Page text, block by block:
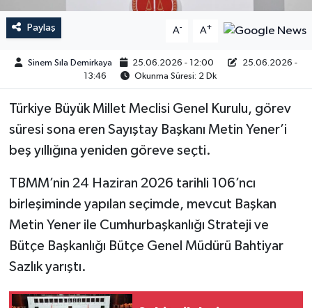
Paylaş A- A+
Sinem Sıla Demirkaya 25.06.2026 - 12:00
25.06.2026 -
13:46
Okunma Süresi: 2 Dk
Türkiye Büyük Millet Meclisi Genel Kurulu, görev
süresi sona eren Sayıştay Başkanı Metin Yener’i
beş yıllığına yeniden göreve seçti.
TBMM’nin 24 Haziran 2026 tarihli 106’ncı
birleşiminde yapılan seçimde, mevcut Başkan
Metin Yener ile Cumhurbaşkanlığı Strateji ve
Bütçe Başkanlığı Bütçe Genel Müdürü Bahtiyar
Sazlık yarıştı.